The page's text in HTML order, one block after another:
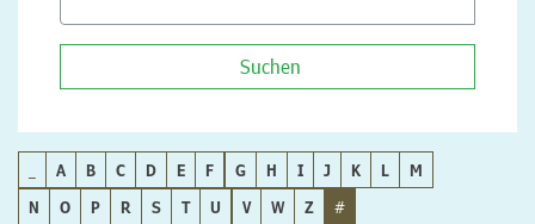
Suchen
A B C D E F G H I J K L
M
N
O P R S T U V W Z #